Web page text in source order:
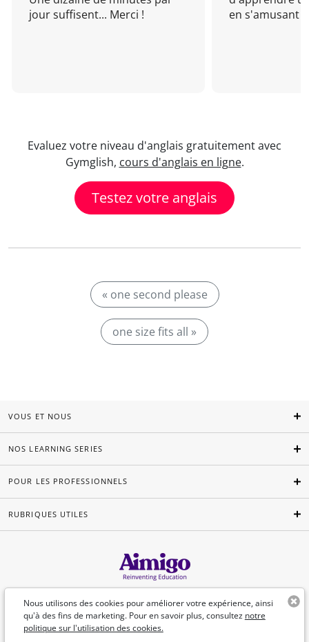
jour suffisent... Merci !
en s'amusant !
Evaluez votre niveau d'anglais gratuitement avec
Gymglish, cours d'anglais en ligne.
Testez votre anglais
« one second please
one size fits all »
Nous utilisons des cookies pour améliorer votre expérience, ainsi
qu'à des fins de marketing. Pour en savoir plus, consultez notre
politique sur l'utilisation des cookies.
VOUS ET NOUS
NOS LEARNING SERIES
POUR LES PROFESSIONNELS
RUBRIQUES UTILES
Français
©Aimigo 2026